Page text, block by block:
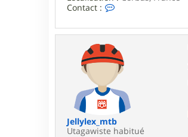
Contact :
n
t
c
t
e
u
t
a
g
a
Jellylex_mtb
Utagawiste habitué